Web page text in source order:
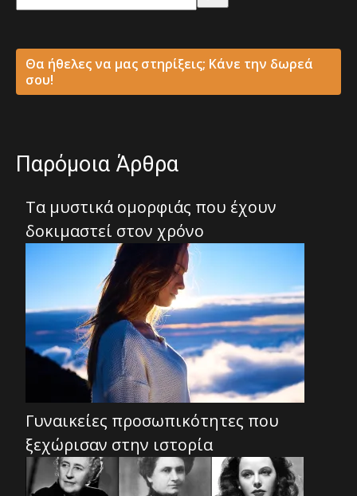
Θα ήθελες να μας στηρίξεις; Κάνε την δωρεά
σου!
Παρόμοια Άρθρα
Τα μυστικά ομορφιάς που έχουν
δοκιμαστεί στον χρόνο
Γυναικείες προσωπικότητες που
ξεχώρισαν στην ιστορία